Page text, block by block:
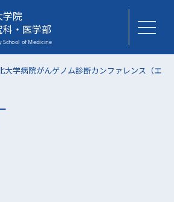
院
・医学部
大学病院がんゲノム診断カンファレンス（エ